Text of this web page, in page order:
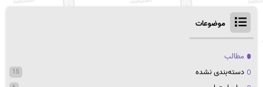
موضوعات
مطالب
دسته‌بندی نشده
15